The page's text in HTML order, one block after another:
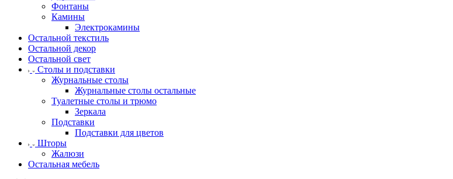
Фонтаны
Камины
Электрокамины
Остальной текстиль
Остальной декор
Остальной свет
Столы и подставки
Журнальные столы
Журнальные столы остальные
Туалетные столы и трюмо
Зеркала
Подставки
Подставки для цветов
Шторы
Жалюзи
Остальная мебель